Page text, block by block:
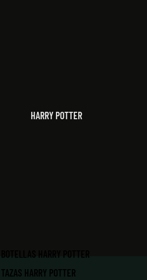
HARRY POTTER
BOTELLAS HARRY POTTER
TAZAS HARRY POTTER